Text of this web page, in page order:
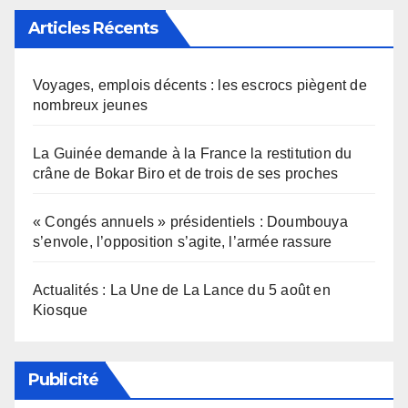
Articles Récents
Voyages, emplois décents : les escrocs piègent de
nombreux jeunes
La Guinée demande à la France la restitution du
crâne de Bokar Biro et de trois de ses proches
« Congés annuels » présidentiels : Doumbouya
s’envole, l’opposition s’agite, l’armée rassure
Actualités : La Une de La Lance du 5 août en
Kiosque
Publicité